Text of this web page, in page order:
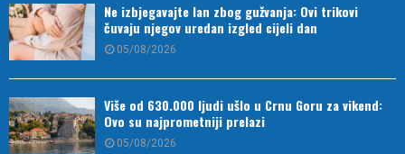
Ne izbjegavajte lan zbog gužvanja: Ovi trikovi
čuvaju njegov uredan izgled cijeli dan
05/08/2026
Više od 630.000 ljudi ušlo u Crnu Goru za vikend:
Ovo su najprometniji prelazi
05/08/2026